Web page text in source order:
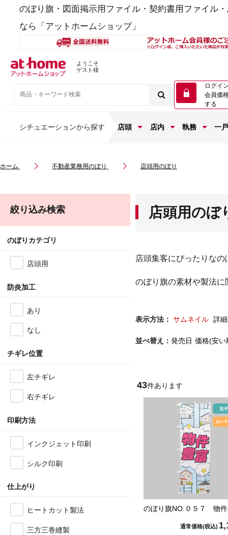
のぼり旗・図面掲示用ファイル・契約書用ファイル
なら「アットホームショップ」
ようこそ
ゲスト様
ログイ
会員価
する
シチュエーションから探す 店頭 店内 執務 一
ホーム 不動産業務用のぼり 店頭用のぼり
絞り込み検索
のぼりカテゴリ
店頭用
防炎加工
あり
なし
チギレ位置
左チギレ
右チギレ
印刷方法
インクジェット印刷
シルク印刷
仕上がり
ヒートカット製法
三方三巻縫製
店頭用のぼ
店頭集客にぴったりな
のぼり旗の素材や製法に
表示方法： サムネイル 詳
並べ替え： 発売日 価格(安い
43件あります
のぼり旗NO.０５７ 物
通常価格(税込)